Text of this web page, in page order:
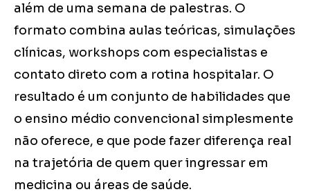
além de uma semana de palestras. O
formato combina aulas teóricas, simulações
clínicas, workshops com especialistas e
contato direto com a rotina hospitalar. O
resultado é um conjunto de habilidades que
o ensino médio convencional simplesmente
não oferece, e que pode fazer diferença real
na trajetória de quem quer ingressar em
medicina ou áreas de saúde.